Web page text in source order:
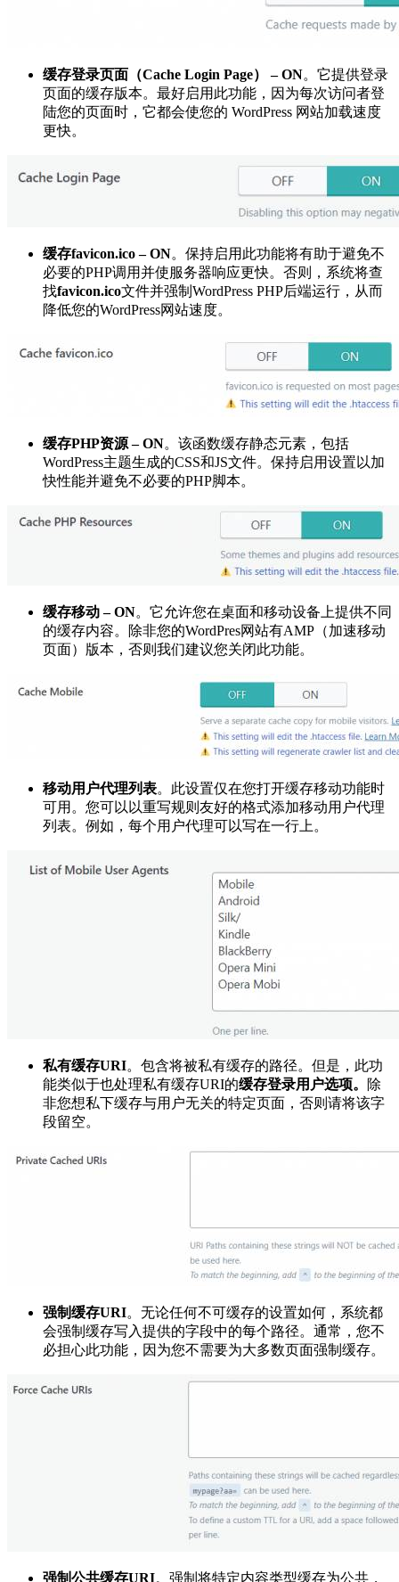
缓存登录页面（Cache Login Page） – ON。它提供登录
页面的缓存版本。最好启用此功能，因为每次访问者登
陆您的页面时，它都会使您的 WordPress 网站加载速度
更快。
缓存favicon.ico – ON。保持启用此功能将有助于避免不
必要的PHP调用并使服务器响应更快。否则，系统将查
找favicon.ico文件并强制WordPress PHP后端运行，从而
降低您的WordPress网站速度。
缓存PHP资源 – ON。该函数缓存静态元素，包括
WordPress主题生成的CSS和JS文件。保持启用设置以加
快性能并避免不必要的PHP脚本。
缓存移动 – ON。它允许您在桌面和移动设备上提供不同
的缓存内容。除非您的WordPres网站有AMP（加速移动
页面）版本，否则我们建议您关闭此功能。
移动用户代理列表。此设置仅在您打开缓存移动功能时
可用。您可以以重写规则友好的格式添加移动用户代理
列表。例如，每个用户代理可以写在一行上。
私有缓存URI。包含将被私有缓存的路径。但是，此功
能类似于也处理私有缓存URI的缓存登录用户选项。
除
非您想私下缓存与用户无关的特定页面，否则请将该字
段留空。
强制缓存URI。无论任何不可缓存的设置如何，系统都
会强制缓存写入提供的字段中的每个路径。通常，您不
必担心此功能，因为您不需要为大多数页面强制缓存。
强制公共缓存URI。强制将特定内容类型缓存为公共，